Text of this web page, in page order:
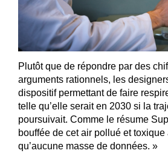
Plutôt que de répondre par des
arguments rationnels, les
dispositif permettant de faire
telle qu’elle serait en 2030 si la
poursuivait. Comme le résume
bouffée de cet air pollué et toxique
qu’aucune masse de données. »